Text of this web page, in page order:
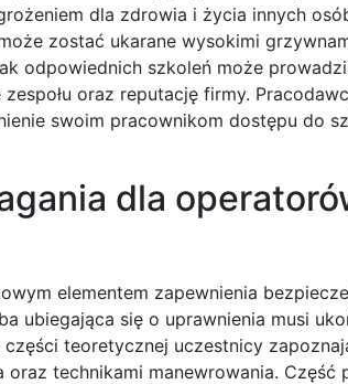
dla zdrowia i życia innych
zostać ukarane wysokimi
odpowiednich szkoleń może
oraz reputację firmy.
swoim pracownikom dostępu do
dla
elementem zapewnienia
ubiegająca się o uprawnienia musi
teoretycznej uczestnicy
technikami manewrowania. Część